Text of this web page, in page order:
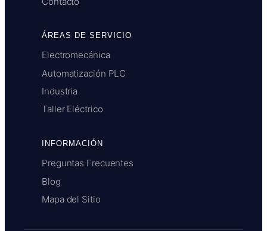
ÁREAS DE SERVICIO
Electromecánica
Automatización PLC
Industria
Taller Eléctrico
INFORMACIÓN
Preguntas Frecuentes
Blog
Mapa del Sitio